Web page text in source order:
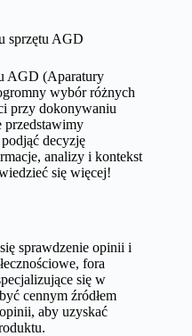
sprzętu AGD
AGD (Aparatury
wybór różnych
przy dokonywaniu
przedstawimy
decyzję
analizy i kontekst
się więcej!
sprawdzenie opinii i
fora
się w
cennym źródłem
aby uzyskać